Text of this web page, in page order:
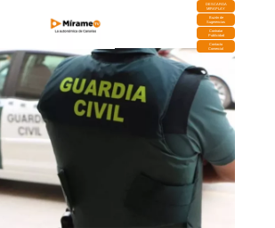
DESCARGA
MIRAPLAY
Buzón de
Sugerencias
Contratar
Publicidad
Contacto
Comercial